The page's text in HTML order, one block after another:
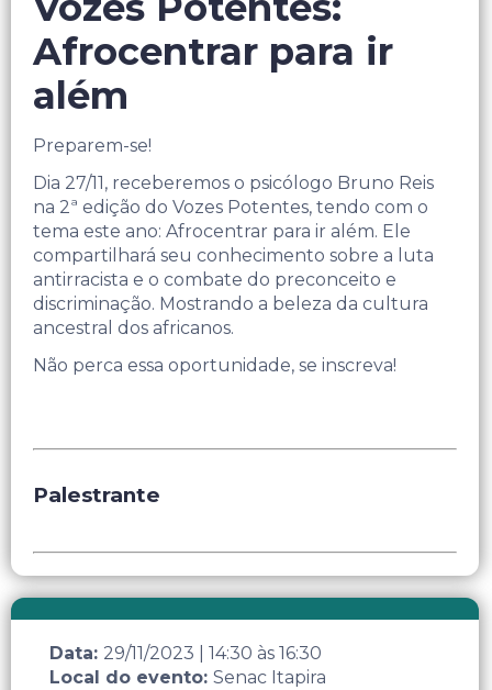
Afrocentrar para ir
além
Preparem-se!
Dia 27/11, receberemos o psicólogo Bruno Reis
na 2ª edição do Vozes Potentes, tendo com o
tema este ano: Afrocentrar para ir além. Ele
compartilhará seu conhecimento sobre a luta
antirracista e o combate do preconceito e
discriminação. Mostrando a beleza da cultura
ancestral dos africanos.
Não perca essa oportunidade, se inscreva!
Palestrante
Data: 29/11/2023 14:30 às 16:30
Local do evento: Senac Itapira